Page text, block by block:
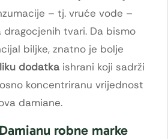
– tj. vruće vode –
dragocjenih tvari. Da bismo
biljke, znatno je bolje
dodatka ishrani koji sadrži
koncentriranu vrijednost
damiane.
robne marke